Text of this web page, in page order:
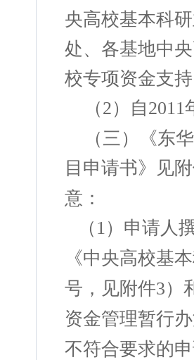
央高校基本科
处、各基地中
校专项资金支
（2）自2011
（三）《东
目申请书》见
意：
（ 1）申请人
《中央高校基
号，见附件3）
资金管理暂行
不符合要求的